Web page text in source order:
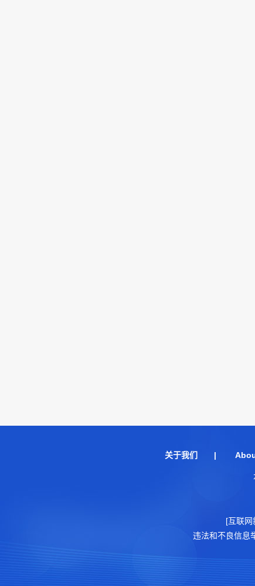
关于我们 |
[互联
违法和不良信息